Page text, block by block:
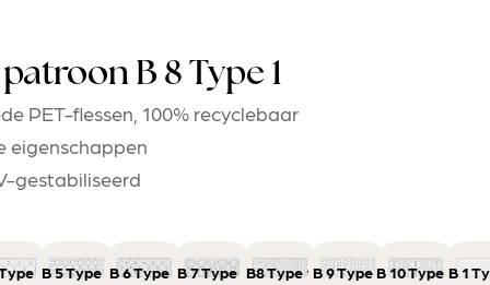
B 8 Type 1
PET-flessen, 100% recyclebaar
eigenschappen
gestabiliseerd
1B 5 Type 1B 6 Type 1B 7 Type 1B8 Type 1B 9 Type 1B 10 Type 1B 1